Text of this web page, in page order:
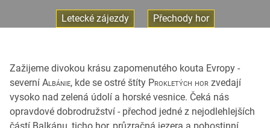
Letecké zájezdy Přechody hor
Zažijeme divokou krásu zapomenutého kouta Evropy -
severní Albánie, kde se ostré štíty Prokletých hor zvedají
vysoko nad zelená údolí a horské vesnice. Čeká nás
opravdové dobrodružství - přechod jedné z nejodlehlejších